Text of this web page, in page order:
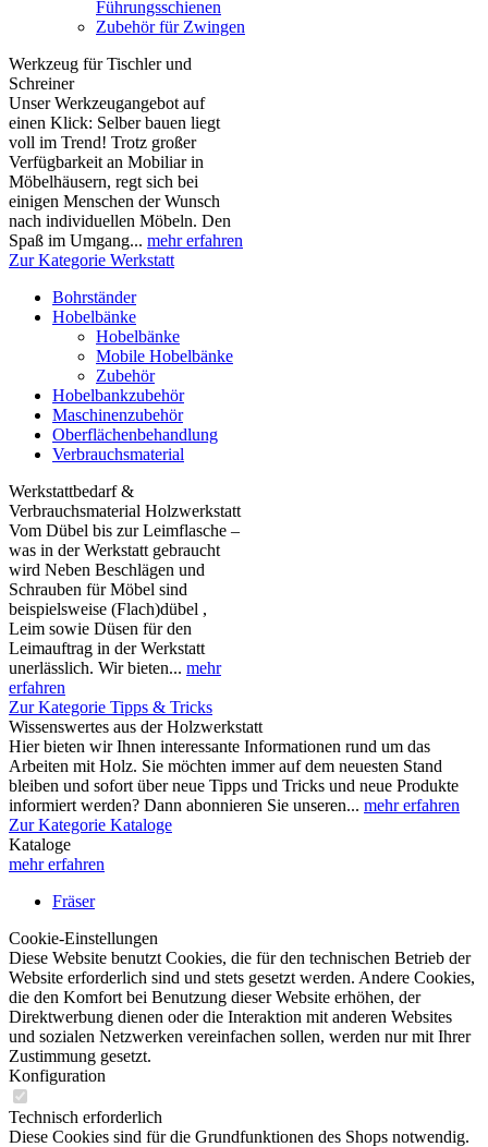
Führungsschienen
Zubehör für Zwingen
Werkzeug für Tischler und
Schreiner
Unser Werkzeugangebot auf
einen Klick: Selber bauen liegt
voll im Trend! Trotz großer
Verfügbarkeit an Mobiliar in
Möbelhäusern, regt sich bei
einigen Menschen der Wunsch
nach individuellen Möbeln. Den
Spaß im Umgang... mehr erfahren
Zur Kategorie Werkstatt
Bohrständer
Hobelbänke
Hobelbänke
Mobile Hobelbänke
Zubehör
Hobelbankzubehör
Maschinenzubehör
Oberflächenbehandlung
Verbrauchsmaterial
Werkstattbedarf &
Verbrauchsmaterial Holzwerkstatt
Vom Dübel bis zur Leimflasche –
was in der Werkstatt gebraucht
wird Neben Beschlägen und
Schrauben für Möbel sind
beispielsweise (Flach)dübel ,
Leim sowie Düsen für den
Leimauftrag in der Werkstatt
unerlässlich. Wir bieten... mehr
erfahren
Zur Kategorie Tipps & Tricks
Wissenswertes aus der Holzwerkstatt
Hier bieten wir Ihnen interessante Informationen rund um das
Arbeiten mit Holz. Sie möchten immer auf dem neuesten Stand
bleiben und sofort über neue Tipps und Tricks und neue Produkte
informiert werden? Dann abonnieren Sie unseren... mehr erfahren
Zur Kategorie Kataloge
Kataloge
mehr erfahren
Fräser
Cookie-Einstellungen
Diese Website benutzt Cookies, die für den technischen Betrieb der
Website erforderlich sind und stets gesetzt werden. Andere Cookies,
die den Komfort bei Benutzung dieser Website erhöhen, der
Direktwerbung dienen oder die Interaktion mit anderen Websites
und sozialen Netzwerken vereinfachen sollen, werden nur mit Ihrer
Zustimmung gesetzt.
Konfiguration
Technisch erforderlich
Diese Cookies sind für die Grundfunktionen des Shops notwendig.